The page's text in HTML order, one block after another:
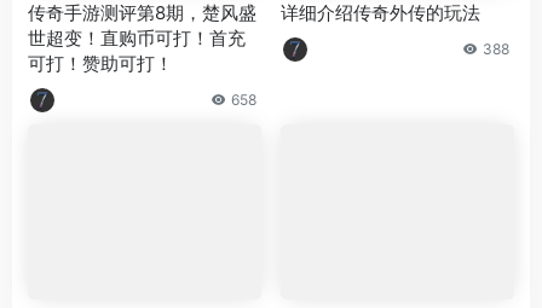
传奇手游测评第8期，楚风盛
世超变！直购币可打！首充
可打！赞助可打！
658
详细介绍传奇外传的玩法
388